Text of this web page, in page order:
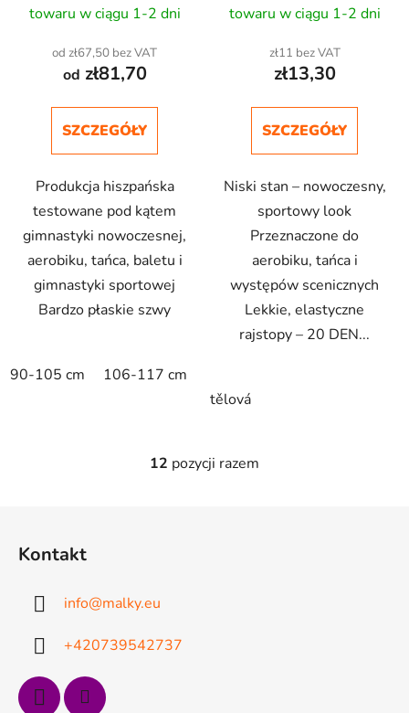
towaru w ciągu 1-2 dni
od zł67,50 bez VAT
od zł81,70
SZCZEGÓŁY
Produkcja hiszpańska
testowane pod kątem
gimnastyki nowoczesnej,
aerobiku, tańca, baletu i
gimnastyki sportowej
Bardzo płaskie szwy
90-105 cm 106-117 cm
towaru w ciągu 1-2 dni
zł11 bez VAT
zł13,30
SZCZEGÓŁY
Niski stan – nowoczesny,
sportowy look
Przeznaczone do
aerobiku, tańca i
występów scenicznych
Lekkie, elastyczne
rajstopy – 20 DEN...
tělová
K
12 pozycji razem
Kontakt
info@malky.eu
+420739542737